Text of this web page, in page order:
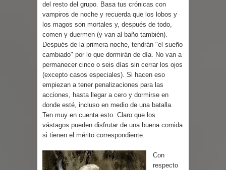
del resto del grupo. Basa tus crónicas con
vampiros de noche y recuerda que los lobos y
los magos son mortales y, después de todo,
comen y duermen (y van al baño también).
Después de la primera noche, tendrán "el sueño
cambiado" por lo que dormirán de día. No van a
permanecer cinco o seis días sin cerrar los ojos
(excepto casos especiales). Si hacen eso
empiezan a tener penalizaciones para las
acciones, hasta llegar a cero y dormirse en
donde esté, incluso en medio de una batalla.
Ten muy en cuenta esto. Claro que los
vástagos pueden disfrutar de una buena comida
si tienen el mérito correspondiente.
Con
respecto